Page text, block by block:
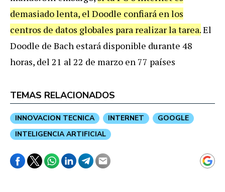
demasiadolenta, el Doodle confiará enlos
centros de datos globales para realizarlatarea.El
Doodle de Bach estará disponible durante 48
horas, del 21 al 22 de marzo en 77 países
TEMAS RELACIONADOS
INNOVACION TECNICA INTERNET
GOOGLE
INTELIGENCIA ARTIFICIAL